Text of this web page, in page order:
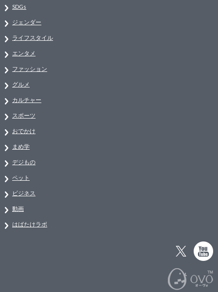
SDGs
ジェンダー
ライフスタイル
エンタメ
ファッション
グルメ
カルチャー
スポーツ
おでかけ
まめ学
デジもの
ペット
ビジネス
動画
はばたけラボ